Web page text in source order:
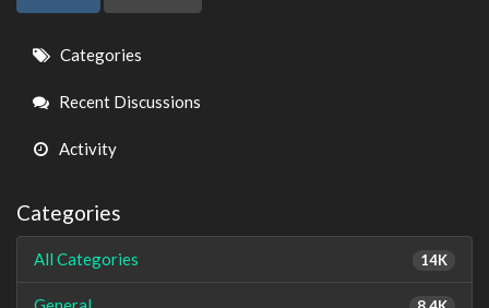
Quick
Links
Categories
Recent Discussions
Activity
Categories
14K
All Categories